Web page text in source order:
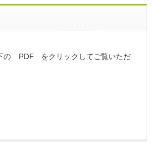
の PDF をクリックしてご覧いただ